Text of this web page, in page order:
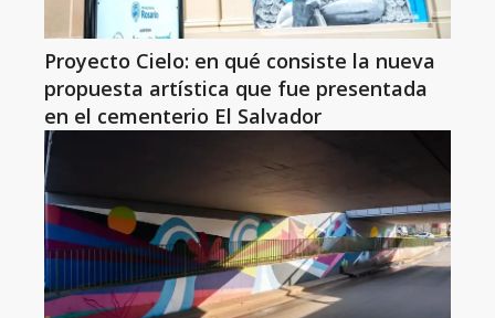
Proyecto Cielo: en qué consiste la nueva
propuesta artística que fue presentada
en el cementerio El Salvador